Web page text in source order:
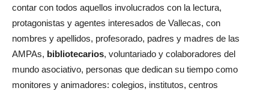
contar con todos aquellos involucrados con la lectura,
protagonistas y agentes interesados de Vallecas, con
nombres y apellidos, profesorado, padres y madres de las
AMPAs, bibliotecarios, voluntariado y colaboradores del
mundo asociativo, personas que dedican su tiempo como
monitores y animadores: colegios, institutos, centros